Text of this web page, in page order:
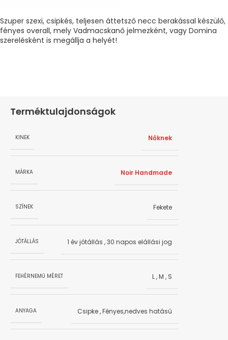
Szuper szexi, csipkés, teljesen áttetsző necc berakással készülő,
fényes overall, mely Vadmacskanő jelmezként, vagy Domina
szerelésként is megállja a helyét!
Terméktulajdonságok
KINEK Nőknek
MÁRKA Noir Handmade
SZÍNEK Fekete
JÓTÁLLÁS 1 év jótállás ,30 napos elállási jog
FEHÉRNEMŰ MÉRET L,M , S
ANYAGA Csipke,Fényes,nedves hatású